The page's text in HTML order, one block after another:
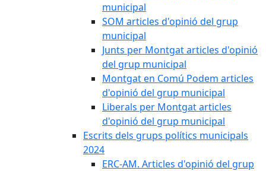
municipal
SOM articles d'opinió del grup
municipal
Junts per Montgat articles d'opinió
del grup municipal
Montgat en Comú Podem articles
d'opinió del grup municipal
Liberals per Montgat articles
d'opinió del grup municipal
Escrits dels grups polítics municipals
2024
ERC-AM. Articles d'opinió del grup